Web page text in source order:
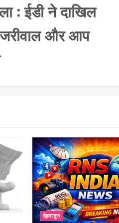
: ईडी ने दाखिल
और आप
देहरादून